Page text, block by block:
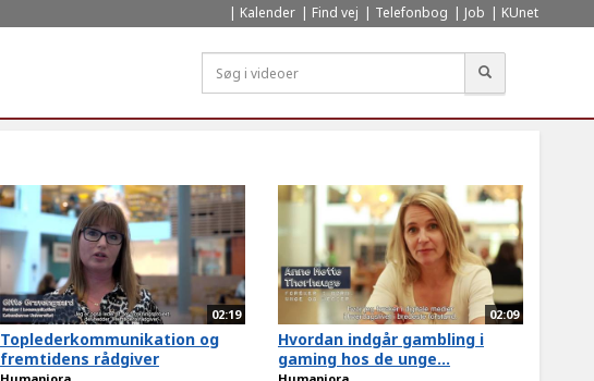
Kalender Find vej Telefonbog Job KUnet
02:19
Toplederkommunikation og
fremtidens rådgiver
Humaniora
02:09
Hvordan indgår gambling i
gaming hos de unge...
Humaniora